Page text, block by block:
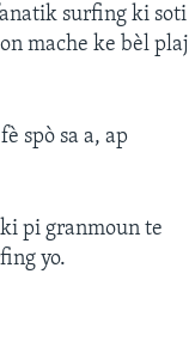
surfing ki soti
mache ke bèl plaj
spò sa a, ap
pi granmoun te
yo.